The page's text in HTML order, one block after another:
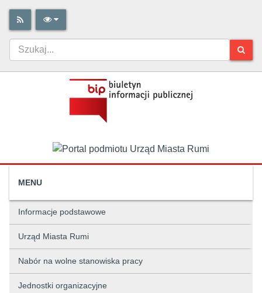
MENU
Informacje podstawowe
Urząd Miasta Rumi
Nabór na wolne stanowiska pracy
Jednostki organizacyjne